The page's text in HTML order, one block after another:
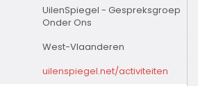
UilenSpiegel - Gespreksgroep
Onder Ons
West-Vlaanderen
uilenspiegel.net/activiteiten